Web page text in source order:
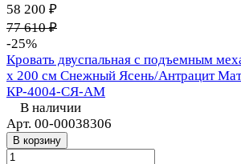
58 200 ₽
77 610 ₽
-25%
Кровать двуспальная с подъемным
х 200 см Снежный Ясень/Антрацит
КР-4004-СЯ-АМ
В наличии
Арт. 00-00038306
В корзину